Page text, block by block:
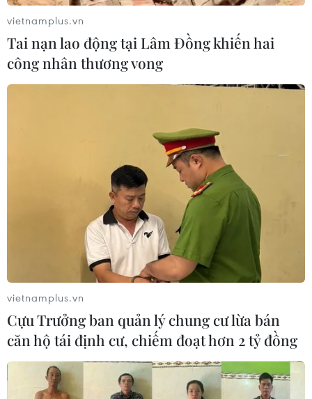
vietnamplus.vn
Tai nạn lao động tại Lâm Đồng khiến hai
công nhân thương vong
vietnamplus.vn
Cựu Trưởng ban quản lý chung cư lừa bán
căn hộ tái định cư, chiếm đoạt hơn 2 tỷ đồng